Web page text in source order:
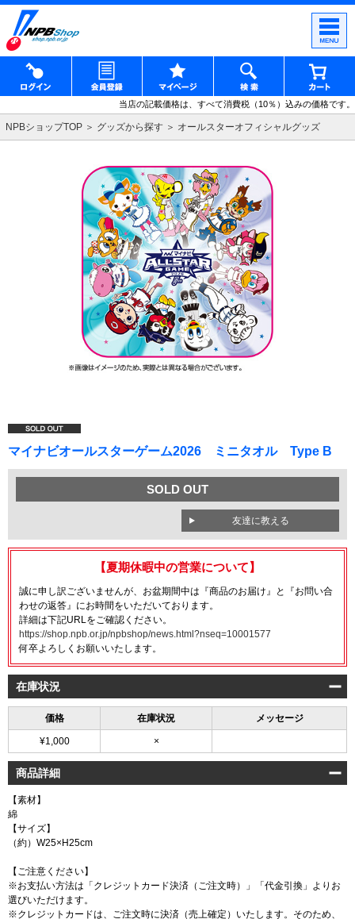
当店の記載価格は、すべて消費税（10％）込みの価格です。
NPBショップTOP グッズから探す オールスターオフィシャルグッズ
マイナビオールスターゲーム2026 ミニタオル Type B
SOLD OUT
友達に教える
【夏期休暇中の営業について】
誠に申し訳ございませんが、お盆期間中は『商品のお届け』と『お問い合
わせの返答』にお時間をいただいております。
詳細は下記URLをご確認ください。
https://shop.npb.or.jp/npbshop/news.html?nseq=10001577
何卒よろしくお願いいたします。
在庫状況
価格 在庫状況 メッセージ
¥1,000 ×
商品詳細
【素材】
綿
【サイズ】
（約）W25×H25cm
【ご注意ください】
※お支払い方法は「クレジットカード決済（ご注文時）」「代金引換」よりお
選びいただけます。
※クレジットカードは、ご注文時に決済（売上確定）いたします。そのため、